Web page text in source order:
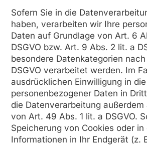
Sofern Sie in die
haben, verarbeiten wir Ihre
Daten auf Grundlage von Art. 6
DSGVO bzw. Art. 9 Abs. 2 lit. a
besondere Datenkategorien
DSGVO verarbeitet werden. Im
ausdrücklichen Einwilligung in
personenbezogener Daten in
die Datenverarbeitung außerdem
von Art. 49 Abs. 1 lit. a DSGVO.
Speicherung von Cookies oder
Informationen in Ihr Endgerät (z.